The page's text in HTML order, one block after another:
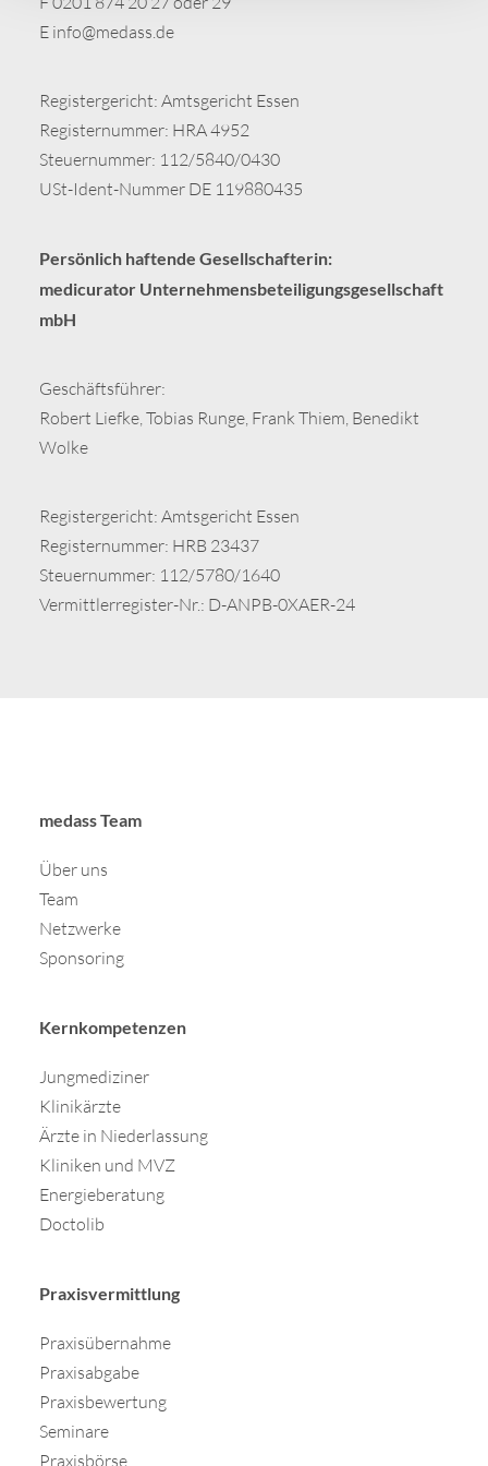
E info@medass.de
Registergericht: Amtsgericht Essen
Registernummer: HRA 4952
Steuernummer: 112/5840/0430
USt-Ident-Nummer DE 119880435
Persönlich haftende Gesellschafterin:
medicurator Unternehmensbeteiligungsgesellschaft
mbH
Geschäftsführer:
Robert Liefke, Tobias Runge, Frank Thiem, Benedikt
Wolke
Registergericht: Amtsgericht Essen
Registernummer: HRB 23437
Steuernummer: 112/5780/1640
Vermittlerregister-Nr.: D-ANPB-0XAER-24
medass Team
Über uns
Team
Netzwerke
Sponsoring
Kernkompetenzen
Jungmediziner
Klinikärzte
Ärzte in Niederlassung
Kliniken und MVZ
Energieberatung
Doctolib
Praxisvermittlung
Praxisübernahme
Praxisabgabe
Praxisbewertung
Seminare
Praxisbörse